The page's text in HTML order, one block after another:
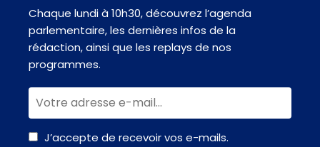
Chaque lundi à 10h30, découvrez l’agenda
parlementaire, les dernières infos de la
rédaction, ainsi que les replays de nos
programmes.
J’accepte de recevoir vos e-mails.